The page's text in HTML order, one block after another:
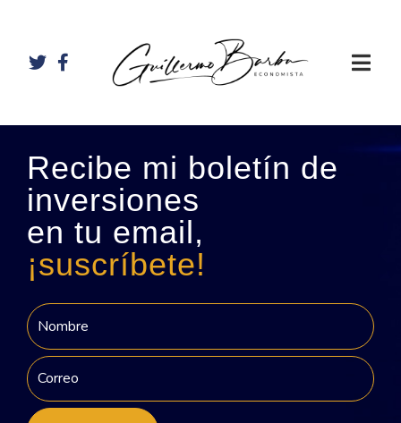
Recibe mi boletín de
inversiones
en tu email,
¡suscríbete!